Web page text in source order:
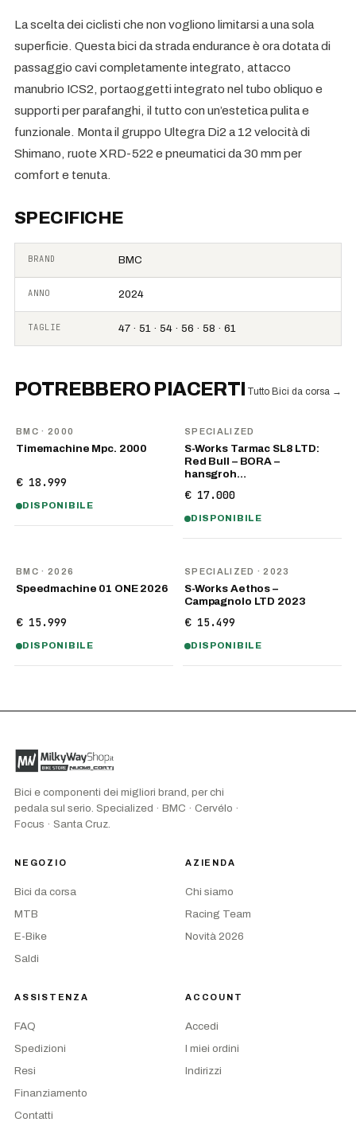
La scelta dei ciclisti che non vogliono limitarsi a una sola
superficie. Questa bici da strada endurance è ora dotata di
passaggio cavi completamente integrato, attacco
manubrio ICS2, portaoggetti integrato nel tubo obliquo e
supporti per parafanghi, il tutto con un’estetica pulita e
funzionale. Monta il gruppo Ultegra Di2 a 12 velocità di
Shimano, ruote XRD-522 e pneumatici da 30 mm per
comfort e tenuta.
SPECIFICHE
BRAND BMC
ANNO 2024
TAGLIE 47 · 51 · 54 · 56 · 58 · 61
POTREBBERO PIACERTI Tutto Bici da corsa →
BMC · 2000
Timemachine Mpc. 2000
€ 18.999
DISPONIBILE
SPECIALIZED
S-Works Tarmac SL8 LTD:
Red Bull – BORA –
hansgroh…
€ 17.000
DISPONIBILE
BMC · 2026
Speedmachine 01 ONE 2026
€ 15.999
DISPONIBILE
SPECIALIZED · 2023
S-Works Aethos –
Campagnolo LTD 2023
€ 15.499
DISPONIBILE
Bici e componenti dei migliori brand, per chi
pedala sul serio. Specialized · BMC · Cervélo ·
Focus · Santa Cruz.
NEGOZIO
Bici da corsa
MTB
E-Bike
Saldi
AZIENDA
Chi siamo
Racing Team
Novità 2026
ASSISTENZA
FAQ
Spedizioni
Resi
Finanziamento
Contatti
ACCOUNT
Accedi
I miei ordini
Indirizzi